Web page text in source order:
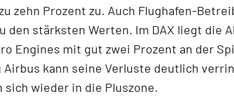
zehn Prozent zu. Auch Flughafen-
den stärksten Werten. Im DAX liegt die
Engines mit gut zwei Prozent an der
Airbus kann seine Verluste deutlich
sich wieder in die Pluszone.